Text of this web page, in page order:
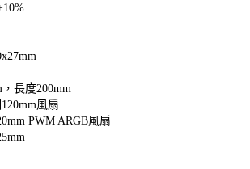
長度200mm
風扇
PWM ARGB風扇